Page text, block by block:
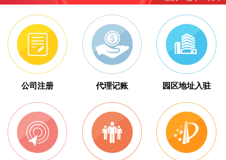
公司注册 代理记账 园区地址入驻